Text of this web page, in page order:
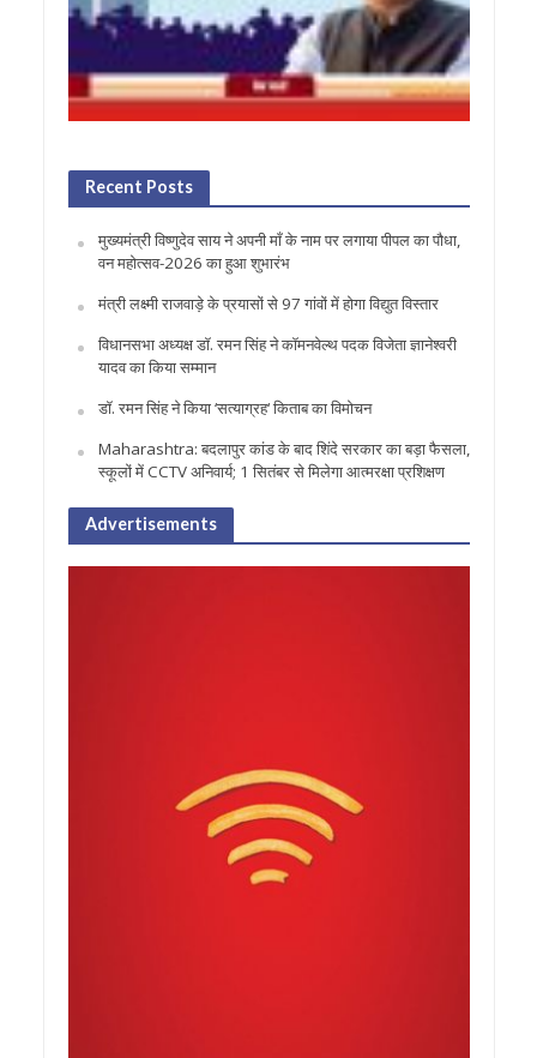
Recent Posts
मुख्यमंत्री विष्णुदेव साय ने अपनी माँ के नाम पर लगाया पीपल का पौधा,
वन महोत्सव-2026 का हुआ शुभारंभ
मंत्री लक्ष्मी राजवाड़े के प्रयासों से 97 गांवों में होगा विद्युत विस्तार
विधानसभा अध्यक्ष डॉ. रमन सिंह ने कॉमनवेल्थ पदक विजेता ज्ञानेश्वरी
यादव का किया सम्मान
डॉ. रमन सिंह ने किया ‘सत्याग्रह‘ किताब का विमोचन
Maharashtra: बदलापुर कांड के बाद शिंदे सरकार का बड़ा फैसला,
स्कूलों में CCTV अनिवार्य; 1 सितंबर से मिलेगा आत्मरक्षा प्रशिक्षण
Advertisements